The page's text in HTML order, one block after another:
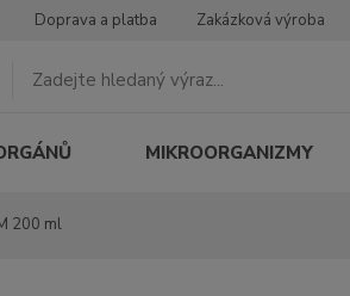
Doprava a platba Zakázková výroba
MIKROORGANIZMY
200 ml